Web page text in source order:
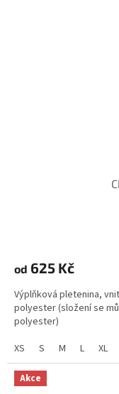
od 625 Kč
Výplňková pletenina,
polyester (složení se
polyester)
XS
S M L XL
Akce